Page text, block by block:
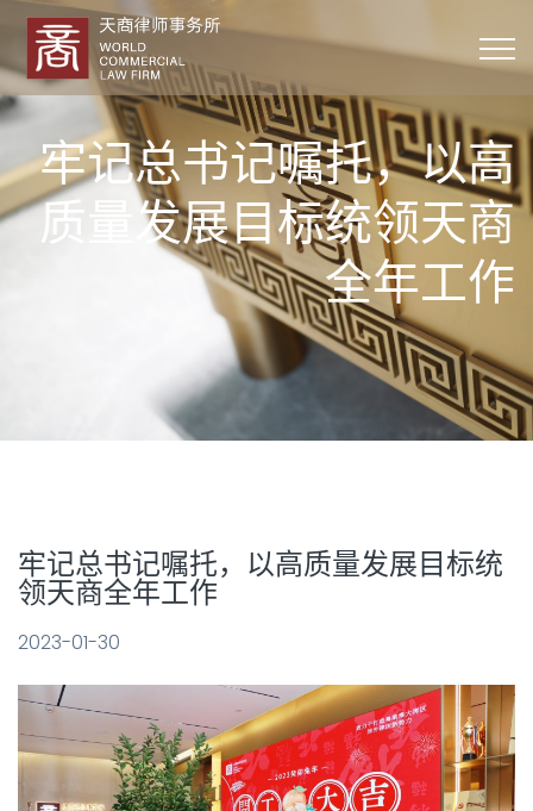
牢记总书记嘱托，以高
质量发展目标统领天商
全年工作
牢记总书记嘱托，以高质量发展目标统
领天商全年工作
2023-01-30